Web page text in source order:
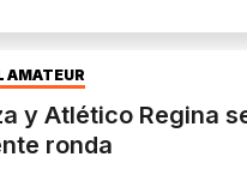
AMATEUR
y Atlético Regina
ronda